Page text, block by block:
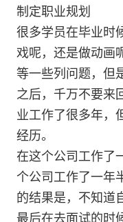
制定职业规划
很多学员在毕业时
戏呢，还是做动画
等一些列问题，但
之后，千万不要来
业工作了很多年，
经历。
在这个公司工作了
个公司工作了一年
的结果是，不知道
最后在去面试的时